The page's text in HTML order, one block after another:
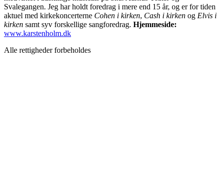
Svalegangen. Jeg har holdt foredrag i mere end 15 år, og er for tiden
aktuel med kirkekoncerterne Cohen i kirken, Cash i kirken og Elvis i
kirken samt syv forskellige sangforedrag. Hjemmeside:
www.karstenholm.dk
Alle rettigheder forbeholdes